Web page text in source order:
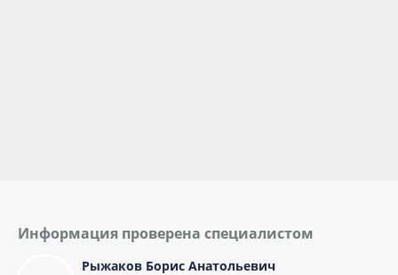
Информация проверена специалистом
Рыжаков Борис Анатольевич